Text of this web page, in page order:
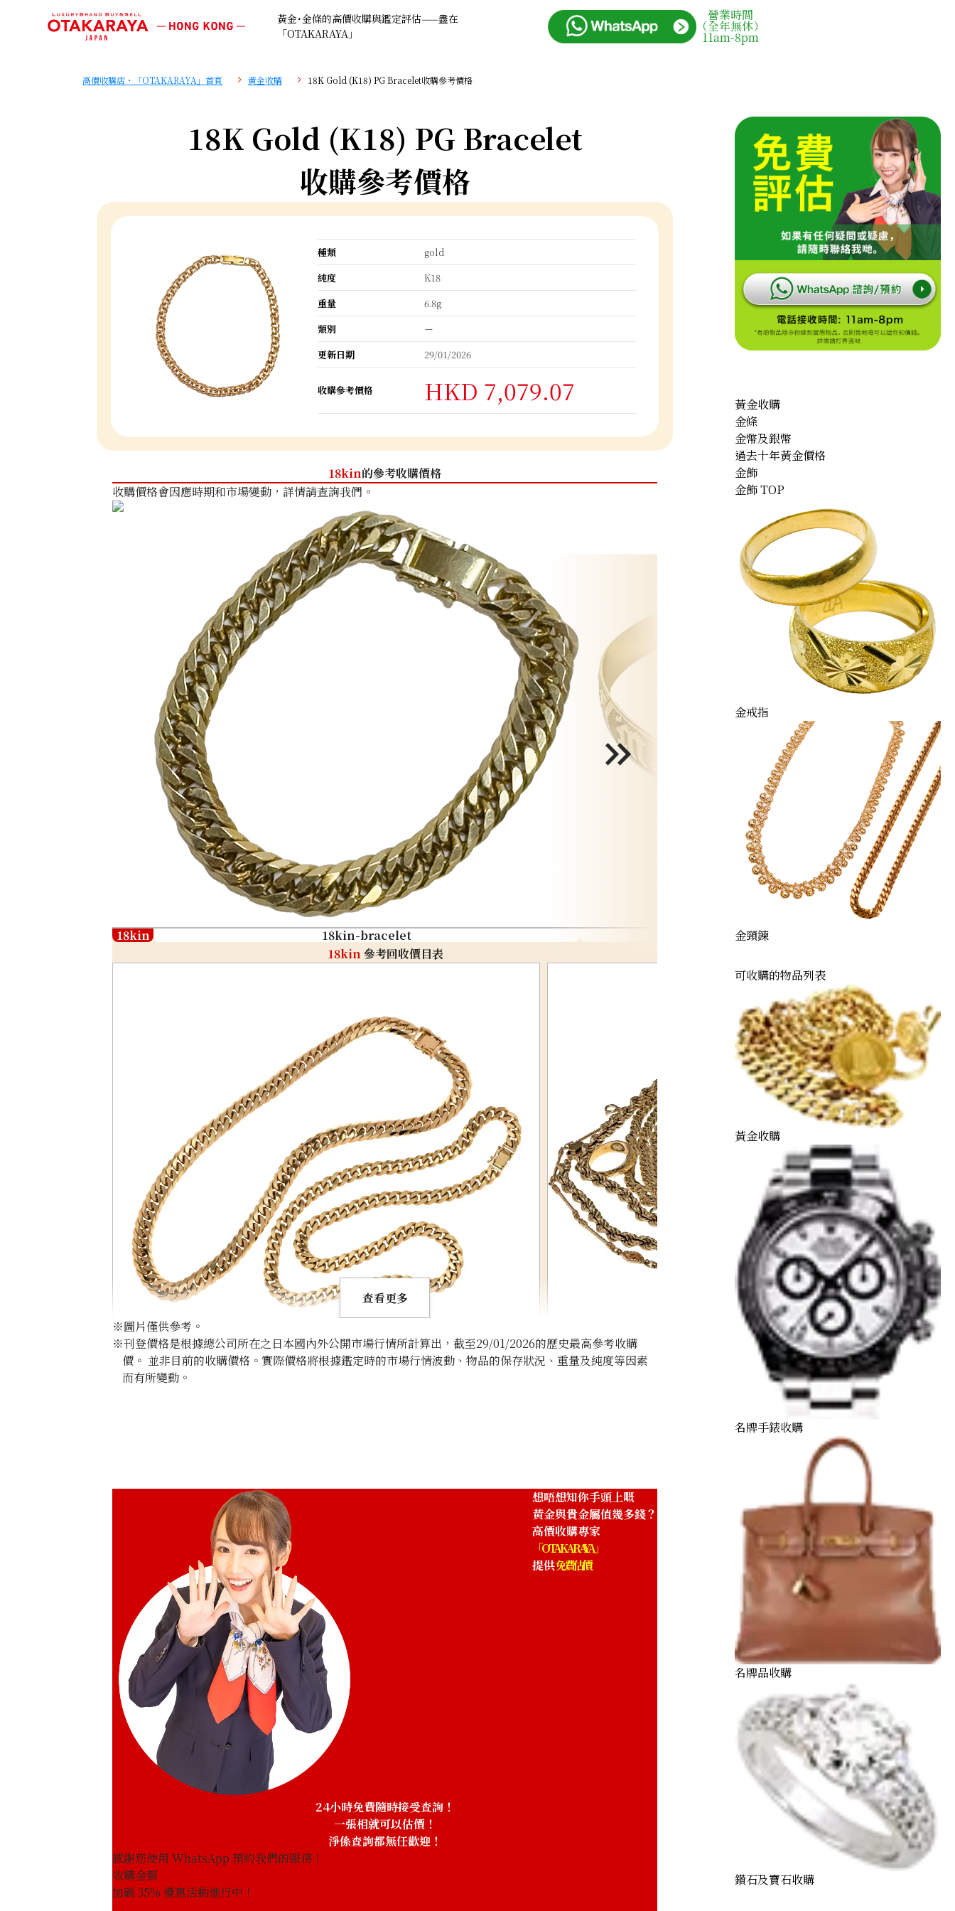
黃金･金條的高價收購與鑑定評估——盡在
「OTAKARAYA」
營業時間
（全年無休）
11am-8pm
高價收購店・「OTAKARAYA」首頁 黄金收購 18K Gold (K18) PG Bracelet收購參考價格
18K Gold (K18) PG Bracelet
收購參考價格
種類
gold
純度
K18
重量
6.8g
類別
ー
更新日期
29/01/2026
收購參考價格 HKD 7,079.07
18kin的參考收購價格
收購價格會因應時期和市場變動，詳情請查詢我們。
18kin 18kin-bracelet
bracelet
18kin 參考回收價目表
18K gold (K18) Kihei necklace
查看更多
※圖片僅供參考。
※刊登價格是根據總公司所在之日本國內外公開市場行情所計算出，截至29/01/2026的歷史最高參考收購
價。 並非目前的收購價格。實際價格將根據鑑定時的市場行情波動、物品的保存狀況、重量及純度等因素
而有所變動。
想唔想知你手頭上嘅
黃金與貴金屬值幾多錢？
高價收購專家
「OTAKARAYA」
提供免費估價
24小時免費隨時接受查詢！
一張相就可以估價！
淨係查詢都無任歡迎！
感謝您使用 WhatsApp 預約我們的服務！
收購金額
加碼35% 優惠活動進行中！
黃金收購
金條
金幣及銀幣
過去十年黃金價格
金飾
金飾 TOP
金戒指
金頸鍊
可收購的物品列表
黃金收購
名牌手錶收購
名牌品收購
鑽石及寶石收購